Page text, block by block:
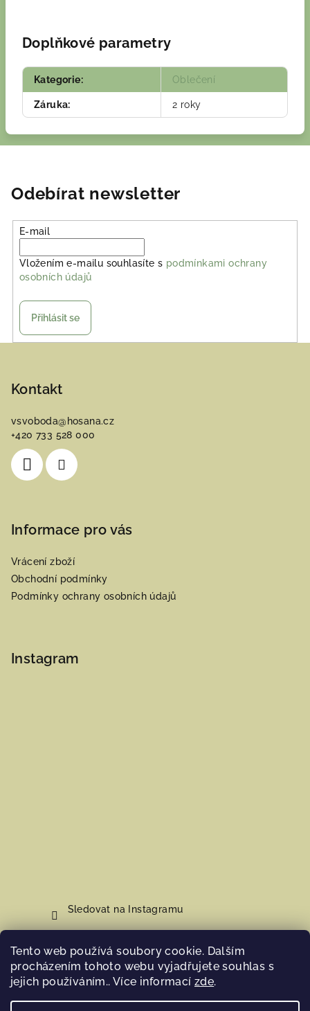
Tento web používá soubory cookie. Dalším
procházením tohoto webu vyjadřujete souhlas s
jejich používáním.. Více informací zde.
Doplňkové parametry
Kategorie: Oblečení
Záruka: 2 roky
Odebírat newsletter
E-mail
Vložením e-mailu souhlasíte s podmínkami ochrany
osobních údajů
Přihlásit se
Kontakt
vsvoboda@ hosana.cz
+420 733 528 000
Informace pro vás
Vrácení zboží
Obchodní podmínky
Podmínky ochrany osobních údajů
Instagram
Sledovat na Instagramu
Nákupní košík
0ks /0 Kč